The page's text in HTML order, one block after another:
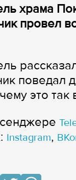
храма
провел
поведал
это так
Instagram,